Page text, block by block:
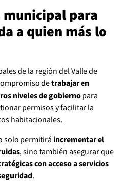
para
a quien más lo
de la región del Valle de
detrabajar en
niveles de gobiernopara
permisos y facilitar la
habitacionales.
solo permitirá incrementar el
, sino también asegurar que
con acceso a servicios
.